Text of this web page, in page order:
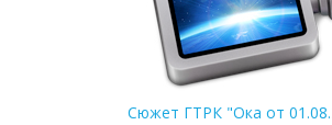
Сюжет ГТРК "Ока от